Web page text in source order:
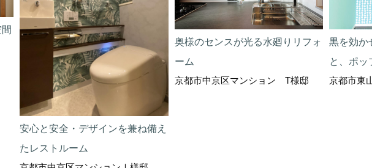
安心と安全・デザインを兼ね備え
たレストルーム
奥様のセンスが光る水廻りリフォ
ーム
京都市中京区マンション T様邸
黒を効か
と、ポッ
京都市東